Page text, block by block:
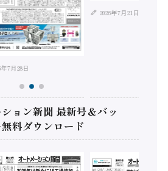
年7月28日
2026年7月21日
ョン新聞 最新号＆バッ
料ダウンロード